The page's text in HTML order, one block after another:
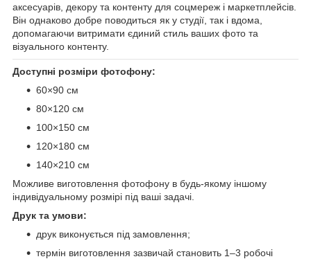
аксесуарів, декору та контенту для соцмереж і маркетплейсів.
Він однаково добре поводиться як у студії, так і вдома,
допомагаючи витримати єдиний стиль ваших фото та
візуального контенту.
Доступні розміри фотофону:
60×90 см
80×120 см
100×150 см
120×180 см
140×210 см
Можливе виготовлення фотофону в будь-якому іншому
індивідуальному розмірі під ваші задачі.
Друк та умови:
друк виконується під замовлення;
термін виготовлення зазвичай становить 1–3 робочі